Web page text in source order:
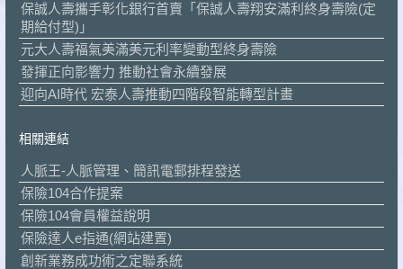
保誠人壽攜手彰化銀行首賣「保誠人壽翔安滿利終身壽險(定
期給付型)」
元大人壽福氣美滿美元利率變動型終身壽險
發揮正向影響力 推動社會永續發展
迎向AI時代 宏泰人壽推動四階段智能轉型計畫
相關連結
人脈王-人脈管理、簡訊電郵排程發送
保險104合作提案
保險104會員權益說明
保險達人e指通(網站建置)
創新業務成功術之定聯系統